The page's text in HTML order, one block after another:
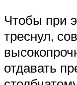
Чтобы при
треснул,
отдавать